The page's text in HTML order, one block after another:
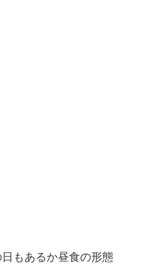
もあるか昼食の形態